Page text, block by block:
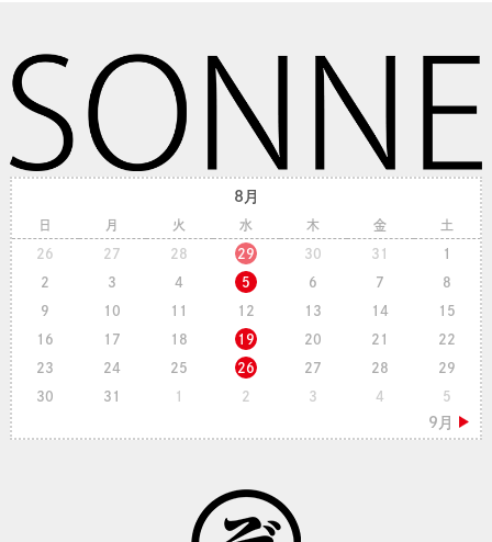
8月
日 月 火 水 木 金 土
26 27 28 29 30 31 1
2 3 4 5 6 7 8
9 10 11 12 13 14 15
16 17 18 19 20 21 22
23 24 25 26 27 28 29
30 31 1 2 3 4 5